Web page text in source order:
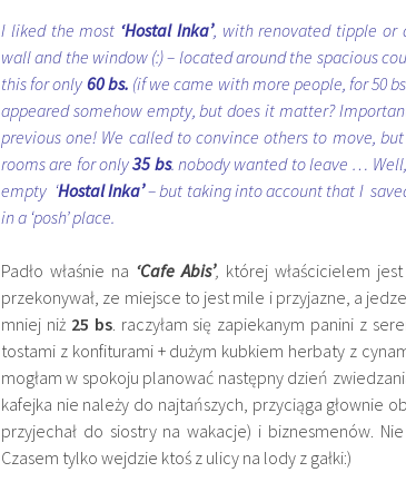
I liked the most ‘Hostal Inka’, with renovated tipple or
wall and the window (:) – located around the spacious
this for only 60 bs. (if we came with more people, for 50
appeared somehow empty, but does it matter?
previous one! We called to convince others to move,
rooms are for only35 bs. nobody wanted to leave …
empty ‘Hostal Inka’– but taking into account that I
in a ‘posh’ place.
Padło właśnie na ‘Cafe Abis’, której właścicielem
przekonywał, ze miejsce to jest mile i przyjazne, a
mniej niż 25 bs. raczyłam się zapiekanym panini z
tostami z konfiturami + dużym kubkiem herbaty z
mogłam w spokoju planować następny dzień
kafejka nie należy do najtańszych, przyciąga głownie
przyjechał do siostry na wakacje) i biznesmenów.
Czasem tylko wejdzie ktoś z ulicy na lody z gałki:)